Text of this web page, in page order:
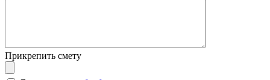
Прикрепить смету